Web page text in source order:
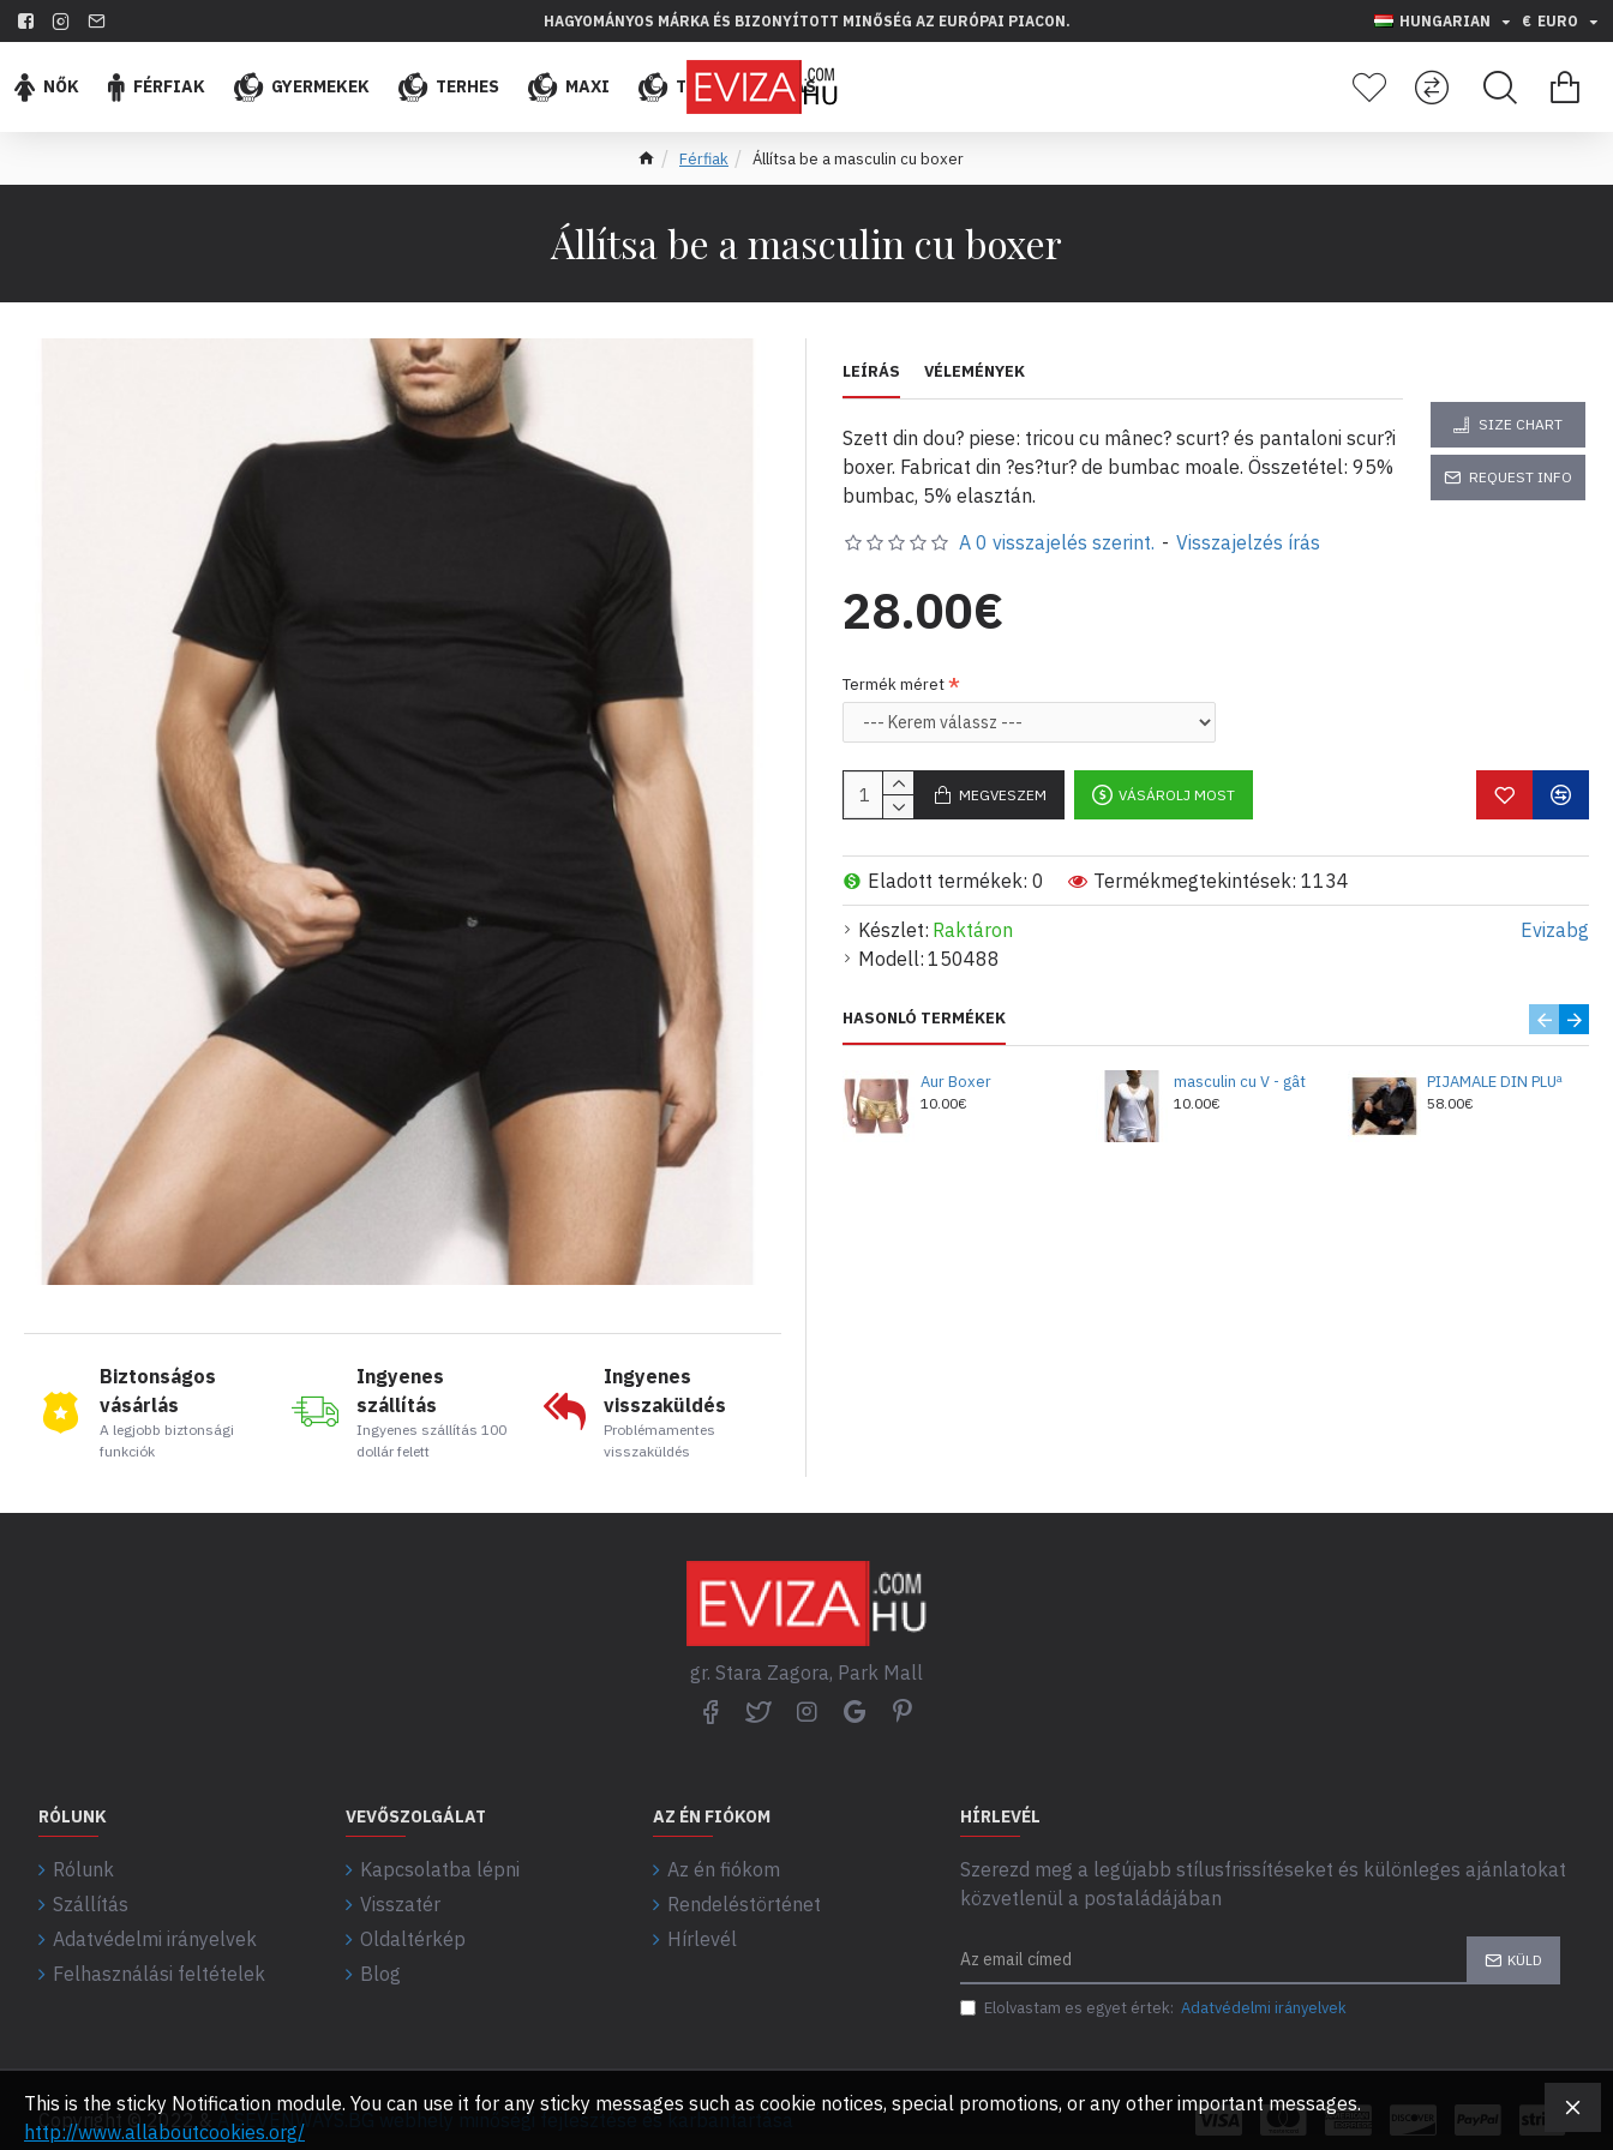
HAGYOMÁNYOS MÁRKA ÉS BIZONYÍTOTT MINŐSÉG AZ EURÓPAI PIACON. HUNGARIAN € EURO
NŐK FÉRFIAK GYERMEKEK TERHES MAXI TÖBB ELADÁS
Férfiak Állítsa be a masculin cu boxer
Állítsa be a masculin cu boxer
Biztonságos
vásárlás
A legjobb biztonsági
funkciók
Ingyenes
szállítás
Ingyenes szállítás 100
dollár felett
Ingyenes
visszaküldés
Problémamentes
visszaküldés
LEÍRÁS VÉLEMÉNYEK
Szett din dou? piese: tricou cu mânec? scurt? és pantaloni scur?i
boxer. Fabricat din ?es?tur? de bumbac moale. Összetétel: 95%
bumbac, 5% elasztán.
SIZE CHART
REQUEST INFO
Készlet: Raktáron
Modell: 150488
Evizabg
Eladott termékek: 0 Termékmegtekintések: 1134
A 0 visszajelés szerint. - Visszajelzés írás
28.00€
Termék méret
MEGVESZEM VÁSÁROLJ MOST
HASONLÓ TERMÉKEK
Aur Boxer
10.00€
masculin cu V - gât
10.00€
PIJAMALE DIN PLUª
58.00€
gr. Stara Zagora, Park Mall
RÓLUNK
Rólunk
Szállítás
Adatvédelmi irányelvek
Felhasználási feltételek
VEVŐSZOLGÁLAT
Kapcsolatba lépni
Visszatér
Oldaltérkép
Blog
AZ ÉN FIÓKOM
Az én fiókom
Rendeléstörténet
Hírlevél
HÍRLEVÉL
Szerezd meg a legújabb stílusfrissítéseket és különleges ajánlatokat
közvetlenül a postaládájában
KÜLD
Elolvastam es egyet értek: Adatvédelmi irányelvek
Copyright © 2022 & A SEVENWAYS.BG webhely minőségi fejlesztése és karbantartása
This is the sticky Notification module. You can use it for any sticky messages such as cookie notices, special promotions, or any other important messages.
http://www.allaboutcookies.org/